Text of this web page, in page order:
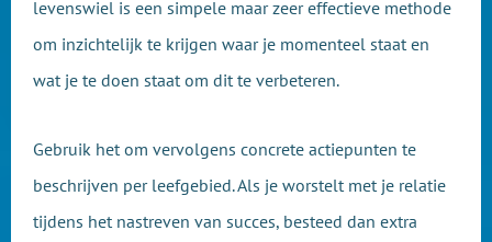
levenswiel is een simpele maar zeer effectieve methode
om inzichtelijk te krijgen waar je momenteel staat en
wat je te doen staat om dit te verbeteren.
Gebruik het om vervolgens concrete actiepunten te
beschrijven per leefgebied. Als je worstelt met je relatie
tijdens het nastreven van succes, besteed dan extra